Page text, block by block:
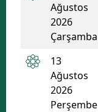
Ağustos
2026
Çarşamba
13
Ağustos
2026
Perşembe